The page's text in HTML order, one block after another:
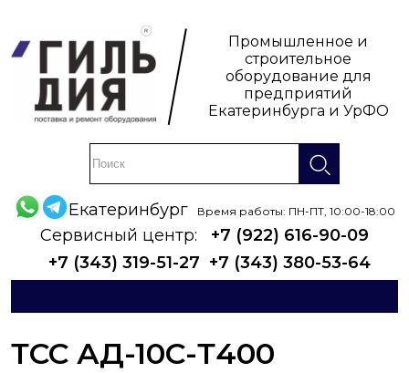
Промышленное и
строительное
оборудование для
предприятий
Екатеринбурга и УрФО
Екатеринбург Время работы: ПН-ПТ, 10:00-18:00
Сервисный центр:
+7 (922) 616-90-09
+7 (343) 319-51-27 +7 (343) 380-53-64
ТСС АД-10С-Т400